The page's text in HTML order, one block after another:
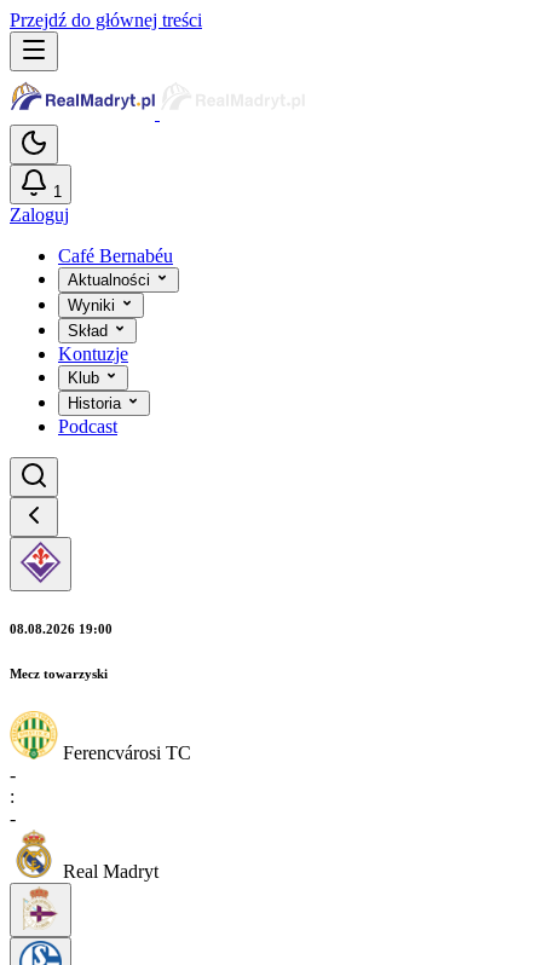
Przejdź do głównej treści
1
Zaloguj
Café Bernabéu
Aktualności
Wyniki
Skład
Kontuzje
Klub
Historia
Podcast
08.08.2026 19:00
Mecz towarzyski
Ferencvárosi TC
-
:
-
Real Madryt